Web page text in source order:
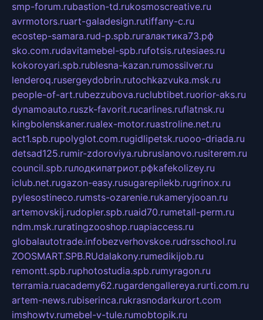
smp-forum.rubastion-td.rukosmoscreative.ru
avrmotors.ruart-galadesign.rutiffany-c.ru
ecostep-samara.rud-p.spb.ruгалактика73.рф
sko.com.rudavitamebel-spb.rufotsis.rutesiaes.ru
kokoroyari.spb.rublesna-kazan.rumossilver.ru
lenderoq.rusergeydobrin.rutochkazvuka.msk.ru
people-of-art.rubezzubova.ruclubtibet.ruorior-aks.ru
dynamoauto.ruszk-favorit.rucarlines.ruflatnsk.ru
kingbolenskaner.rualex-motor.ruastroline.net.ru
act1.spb.rupolyglot.com.rugidlipetsk.ruooo-driada.ru
detsad125.rumir-zdoroviya.rubruslanovo.rusiterem.ru
council.spb.ruлодкипатриот.рфkafekolizey.ru
iclub.net.rugazon-easy.rusugarepilekb.rugrinox.ru
pylesostineco.rumsts-ozarenie.rukameryjooan.ru
artemovskij.rudopler.spb.ruaid70.rumetall-perm.ru
ndm.msk.ruratingzooshop.ruapiaccess.ru
globalautotrade.infobezverhovskoe.rudrsschool.ru
ZOOSMART.SPB.RUdalakony.rumedikijob.ru
remontt.spb.ruphotostudia.spb.rumyragon.ru
terramia.ruacademy62.rugardengallereya.rurti.com.ru
artem-news.rubiserinca.rukrasnodarkurort.com
imshowtv.rumebel-v-tule.rumobtopik.ru